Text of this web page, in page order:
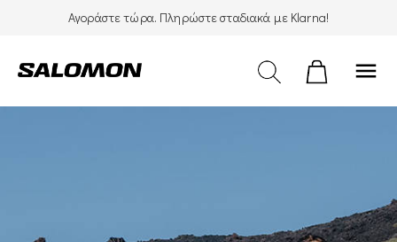
Αγοράστε τώρα. Πληρώστε σταδιακά με Klarna!
menu